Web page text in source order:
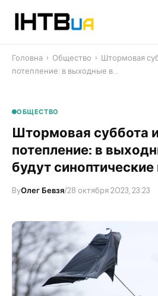
Головна › Общество › ​Штормовая
потепление: в выходные в…
ОБЩЕСТВО
​Штормовая суббота
потепление: в
будут синоптические
ByОлег Бевзя/28 октября 2023, 23:23